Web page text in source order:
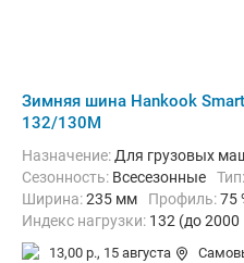
Зимняя шина Hankook
132/130M
Назначение: Для грузовых
Сезонность: Всесезонные Тип:
Ширина:235 мм Профиль:75
Индекс нагрузки: 132 (до 2000
Индекс скорости:
13,00 р., 15 августа